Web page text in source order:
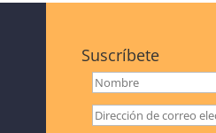
Suscríbete